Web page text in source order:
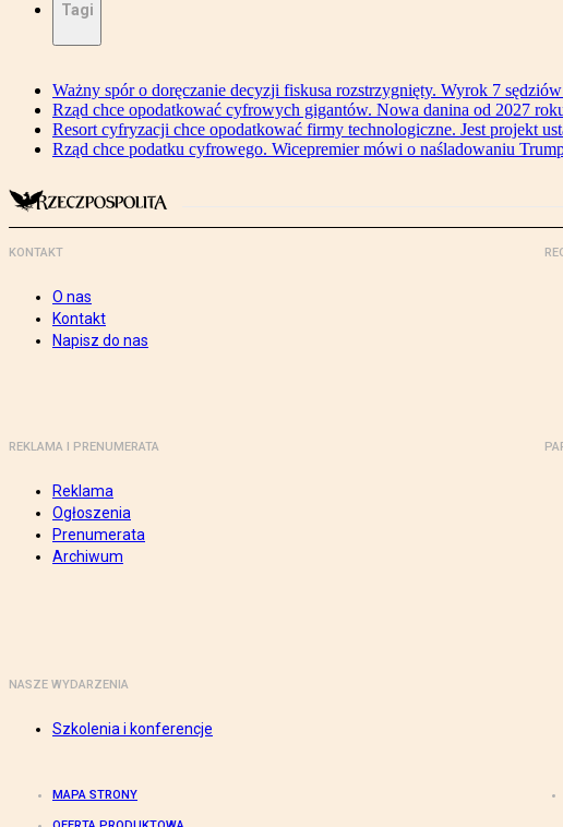
Tagi
Ważny spór o doręczanie decyzji fiskusa rozstrzygnięty. Wyrok 7
Rząd chce opodatkować cyfrowych gigantów. Nowa danina od 2027
Resort cyfryzacji chce opodatkować firmy technologiczne. Jest projekt
Rząd chce podatku cyfrowego. Wicepremier mówi o naśladowaniu
KONTAKT
O nas
Kontakt
Napisz do nas
REKLAMA I PRENUMERATA
Reklama
Ogłoszenia
Prenumerata
Archiwum
NASZE WYDARZENIA
Szkolenia i konferencje
MAPA STRONY